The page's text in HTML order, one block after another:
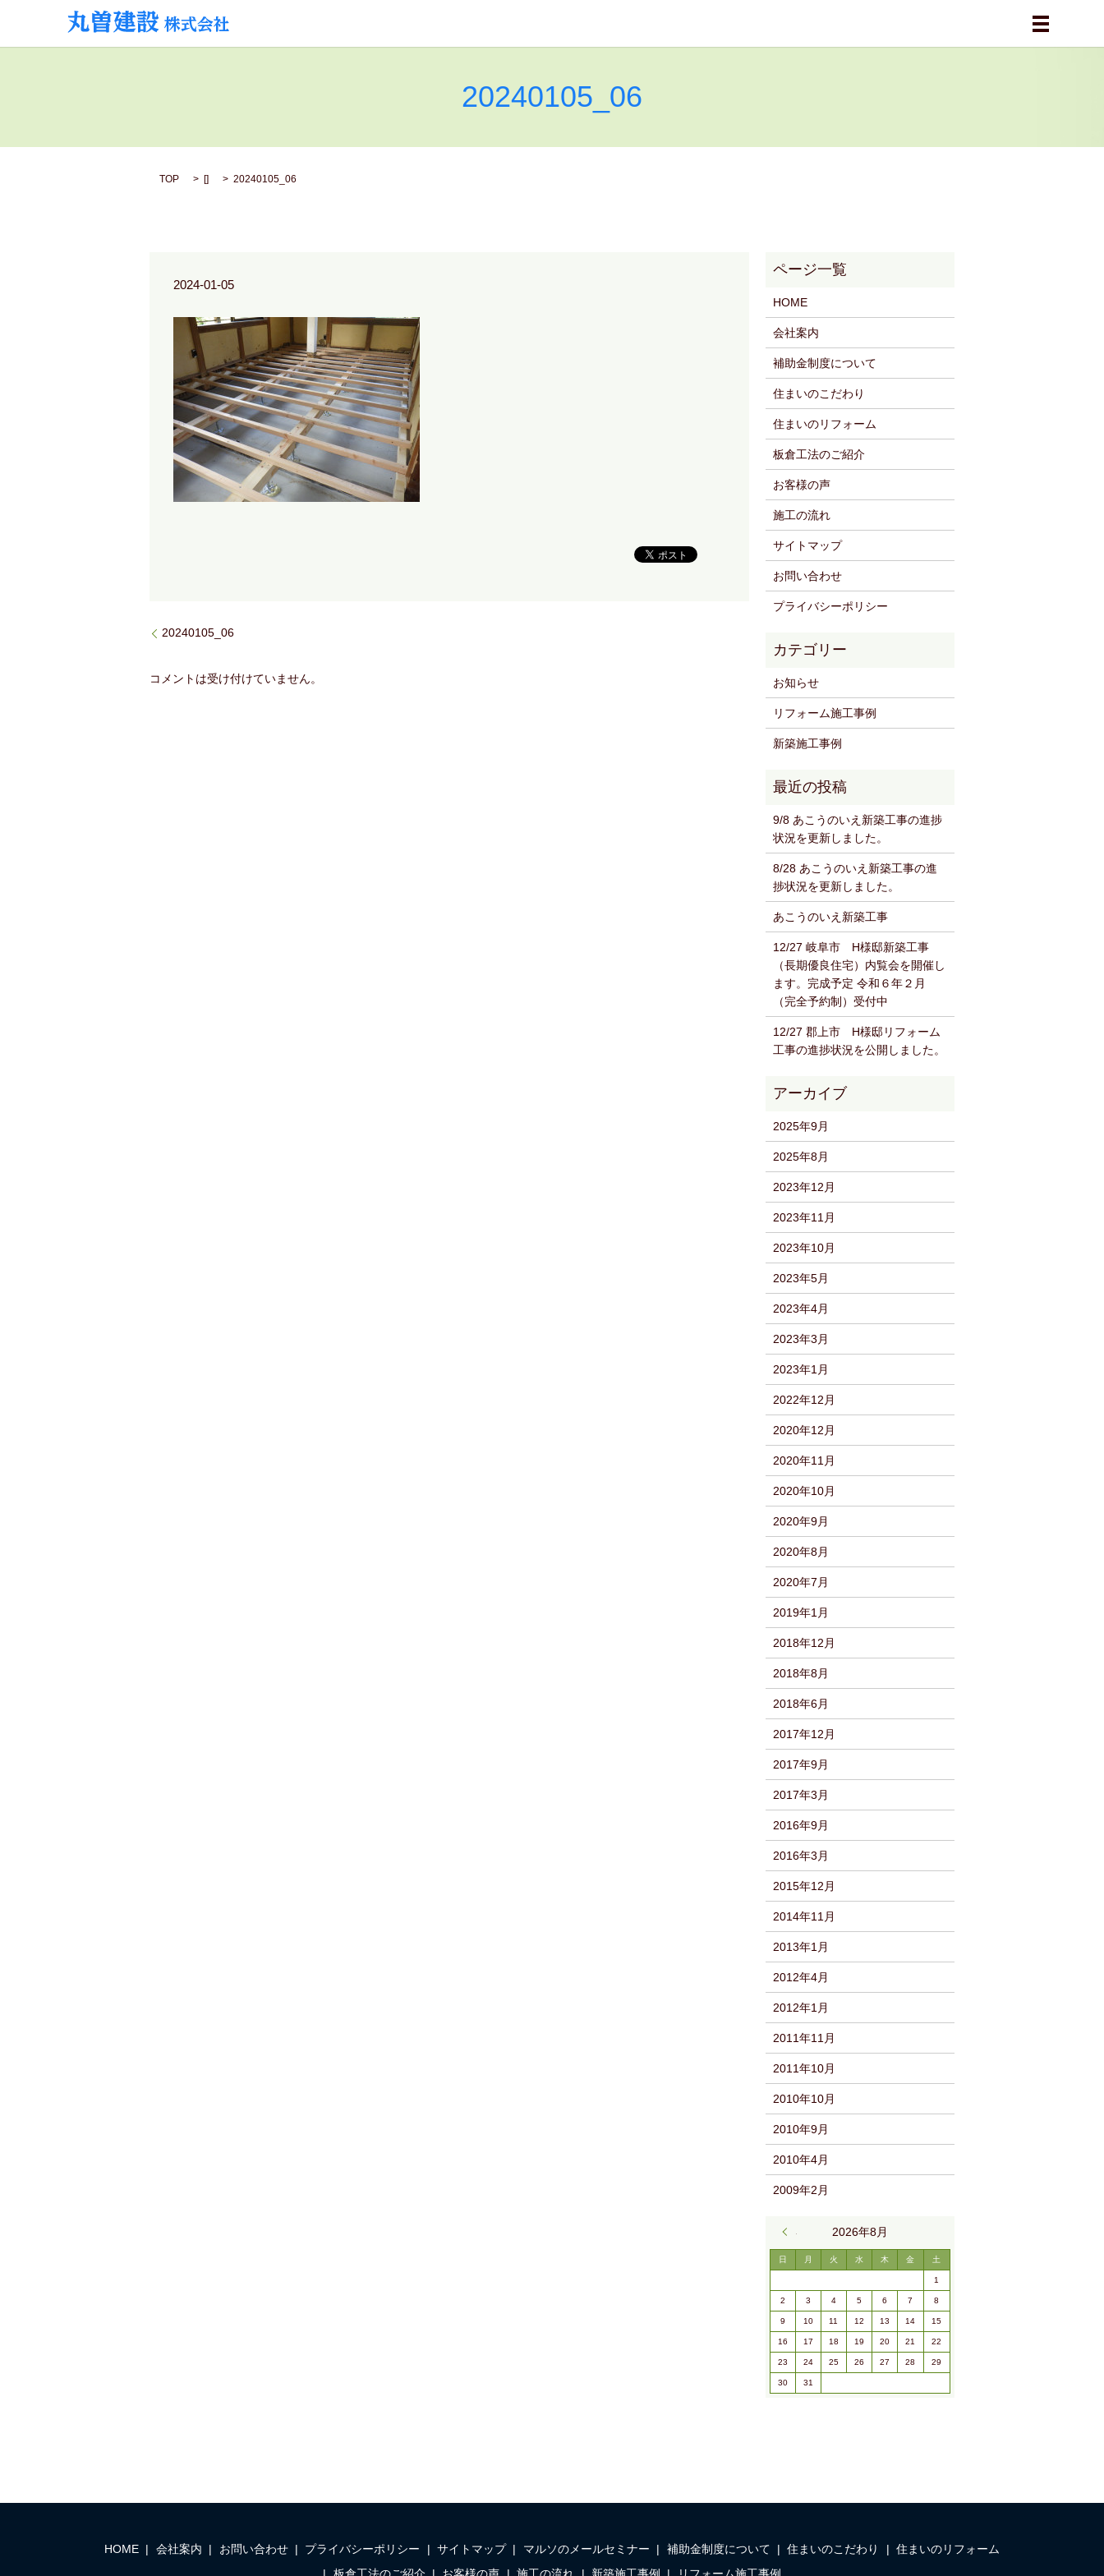
メニュー
20240105_06
TOP [] 20240105_06
2024-01-05
20240105_06
コメントは受け付けていません。
HOME
会社案内
補助金制度について
住まいのこだわり
住まいのリフォーム
板倉工法のご紹介
お客様の声
施工の流れ
サイトマップ
お問い合わせ
プライバシーポリシー
お知らせ
リフォーム施工事例
新築施工事例
9/8 あこうのいえ新築工事の進捗
状況を更新しました。
8/28 あこうのいえ新築工事の進
捗状況を更新しました。
あこうのいえ新築工事
12/27 岐阜市 H様邸新築工事
（長期優良住宅）内覧会を開催し
ます。完成予定 令和６年２月
（完全予約制）受付中
12/27 郡上市 H様邸リフォーム
工事の進捗状況を公開しました。
2025年9月
2025年8月
2023年12月
2023年11月
2023年10月
2023年5月
2023年4月
2023年3月
2023年1月
2022年12月
2020年12月
2020年11月
2020年10月
2020年9月
2020年8月
2020年7月
2019年1月
2018年12月
2018年8月
2018年6月
2017年12月
2017年9月
2017年3月
2016年9月
2016年3月
2015年12月
2014年11月
2013年1月
2012年4月
2012年1月
2011年11月
2011年10月
2010年10月
2010年9月
2010年4月
2009年2月
2026年8月
日 月 火 水 木 金 土
1
2 3 4 5 6 7 8
9 10 11 12 13 14 15
16 17 18 19 20 21 22
23 24 25 26 27 28 29
30 31
HOME 会社案内 お問い合わせ プライバシーポリシー サイトマップ マルソのメールセミナー 補助金制度について 住まいのこだわり
住まいのリフォーム